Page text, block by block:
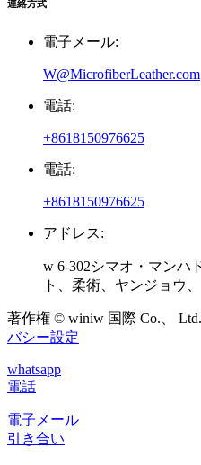
連絡方式
電子メール:
W@MicrofiberLeather.com
電話:
+8618150976625
電話:
+8618150976625
アドレス:
w 6-302シマオ・マンハ
ト、柔術、ヤンジョウ
著作権 © winiw 国際 Co.、
バシー設定
whatsapp
電話
電子メール
引き合い